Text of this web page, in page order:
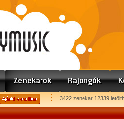
3422 zenekar 12339